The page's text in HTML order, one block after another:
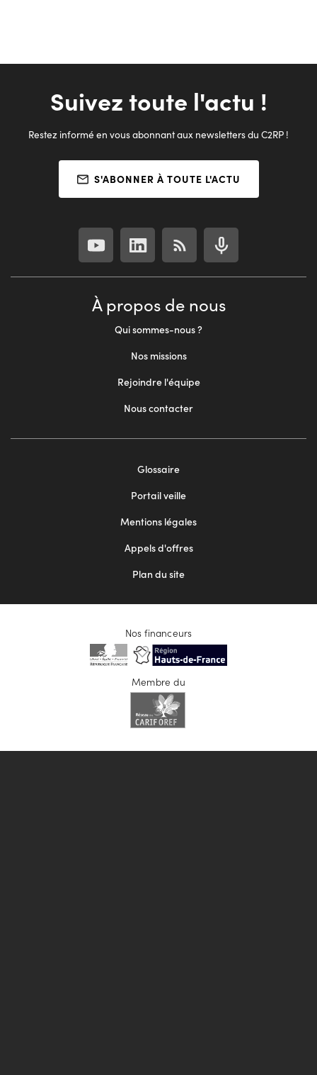
Suivez toute l'actu !
Restez informé en vous abonnant aux newsletters du C2RP !
S'ABONNER À TOUTE L'ACTU
À propos de nous
Qui sommes-nous ?
Nos missions
Rejoindre l'équipe
Nous contacter
Glossaire
Portail veille
Mentions légales
Appels d'offres
Plan du site
Nos financeurs
Membre du